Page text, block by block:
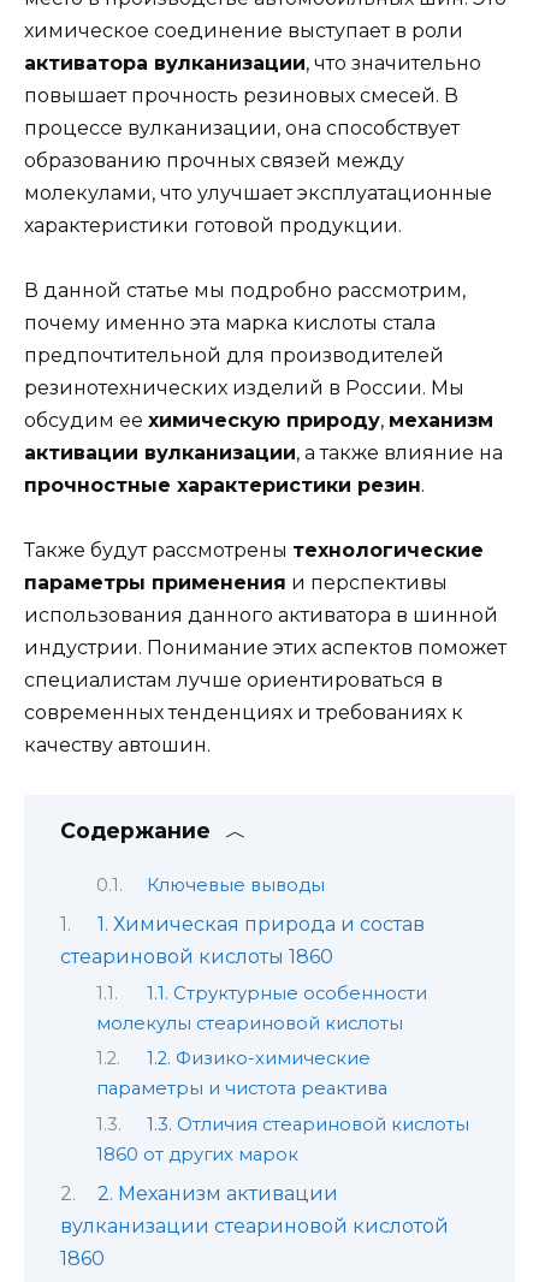
химическое соединение выступает в роли
активатора вулканизации, что значительно
повышает прочность резиновых смесей. В
процессе вулканизации, она способствует
образованию прочных связей между
молекулами, что улучшает эксплуатационные
характеристики готовой продукции.
В данной статье мы подробно рассмотрим,
почему именно эта марка кислоты стала
предпочтительной для производителей
резинотехнических изделий в России. Мы
обсудим ее химическую природу, механизм
активации вулканизации, а также влияние на
прочностные характеристики резин.
Также будут рассмотрены технологические
параметры применения и перспективы
использования данного активатора в шинной
индустрии. Понимание этих аспектов поможет
специалистам лучше ориентироваться в
современных тенденциях и требованиях к
качеству автошин.
Содержание
Ключевые выводы
1. Химическая природа и состав
стеариновой кислоты 1860
1.1. Структурные особенности
молекулы стеариновой кислоты
1.2. Физико-химические
параметры и чистота реактива
1.3. Отличия стеариновой кислоты
1860 от других марок
2. Механизм активации
вулканизации стеариновой кислотой
1860